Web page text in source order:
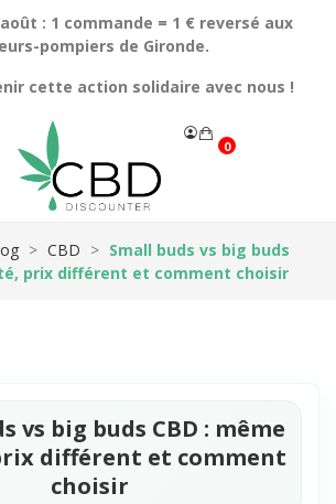
: 1 commande = 1 € reversé aux
pompiers de Gironde.
cette action solidaire avec nous !
0
CBD
Small buds vs big buds
prix différent et comment choisir
vs big buds CBD : même
différent et comment
choisir